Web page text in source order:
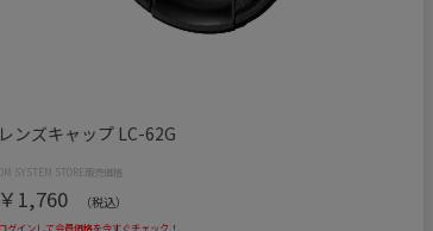
レンズキャップ LC-62G
￥1,760 （税込）